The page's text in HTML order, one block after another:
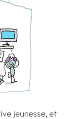
jeunesse, et